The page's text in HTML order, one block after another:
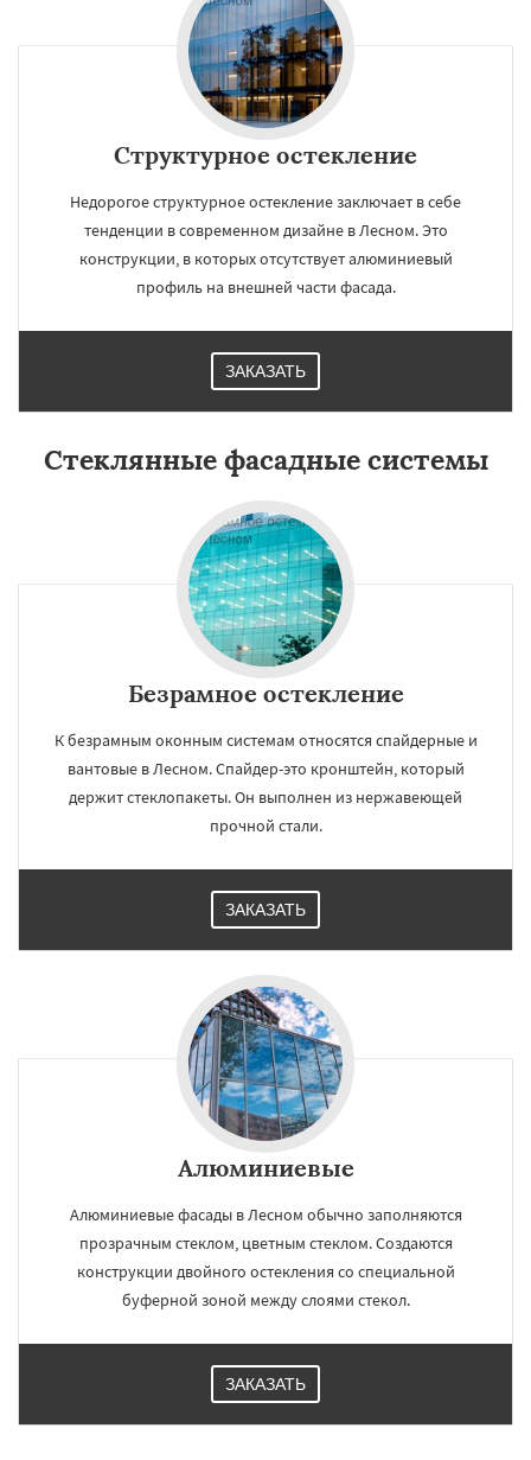
Структурное остекление
Недорогое структурное остекление заключает в себе
тенденции в современном дизайне в Лесном. Это
конструкции, в которых отсутствует алюминиевый
профиль на внешней части фасада.
ЗАКАЗАТЬ
Стеклянные фасадные системы
Безрамное остекление
К безрамным оконным системам относятся спайдерные и
вантовые в Лесном. Спайдер-это кронштейн, который
держит стеклопакеты. Он выполнен из нержавеющей
прочной стали.
ЗАКАЗАТЬ
Алюминиевые
Алюминиевые фасады в Лесном обычно заполняются
прозрачным стеклом, цветным стеклом. Создаются
конструкции двойного остекления со специальной
буферной зоной между слоями стекол.
ЗАКАЗАТЬ